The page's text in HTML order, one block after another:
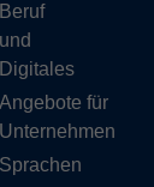
Beruf
und
Digitales
Angebote für
Unternehmen
Sprachen